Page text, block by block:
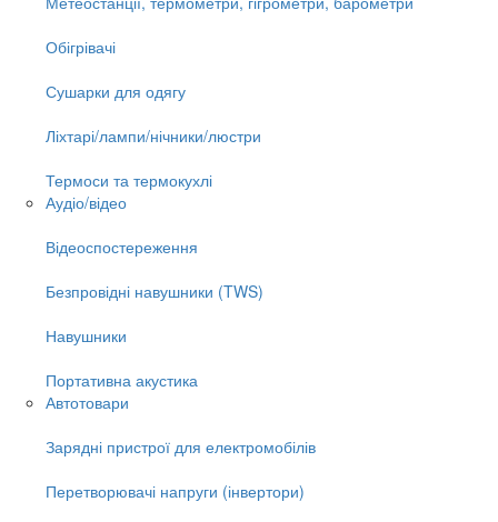
Обігрівачі
Сушарки для одягу
Ліхтарі/лампи/нічники/люстри
Термоси та термокухлі
Аудіо/відео
Відеоспостереження
Безпровідні навушники (TWS)
Навушники
Портативна акустика
Автотовари
Зарядні пристрої для електромобілів
Перетворювачі напруги (інвертори)